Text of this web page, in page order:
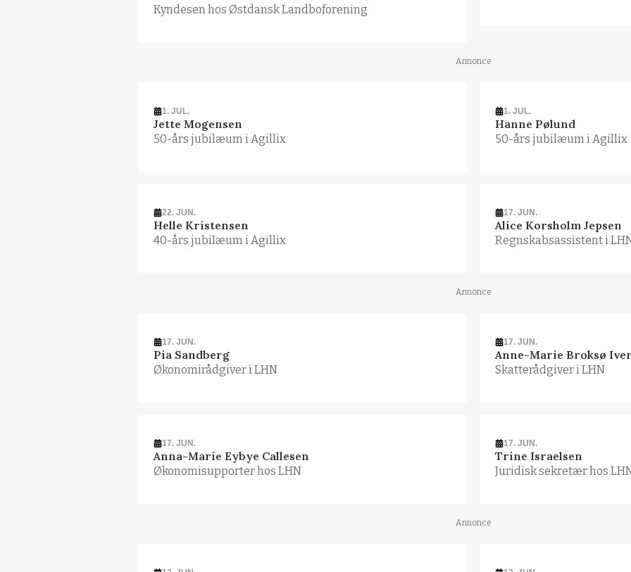
Kyndesen hos Østdansk Landboforening
Annonce
1. JUL.
Jette Mogensen
50-års jubilæum i Agillix
1. JUL.
Hanne Pølund
50-års jubilæum i Agillix
22. JUN.
Helle Kristensen
40-års jubilæum i Agillix
17. JUN.
Alice Korsholm Jepsen
Regnskabsassistent i
Annonce
17. JUN.
Pia Sandberg
Økonomirådgiver i LHN
17. JUN.
Anne-Marie Broksø
Skatterådgiver i LHN
17. JUN.
Anna-Marie Eybye Callesen
Økonomisupporter hos LHN
17. JUN.
Trine Israelsen
Juridisk sekretær hos
Annonce